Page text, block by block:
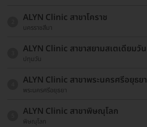
ALYN Clinic สาขาโคราช
นครราชสีมา
ALYN Clinic สาขาสยามสเตเดียมวัน
ปทุมวัน
ALYN Clinic สาขาพระนครศรีอยุธยา
พระนครศรีอยุธยา
ALYN Clinic สาขาพิษณุโลก
พิษณุโลก